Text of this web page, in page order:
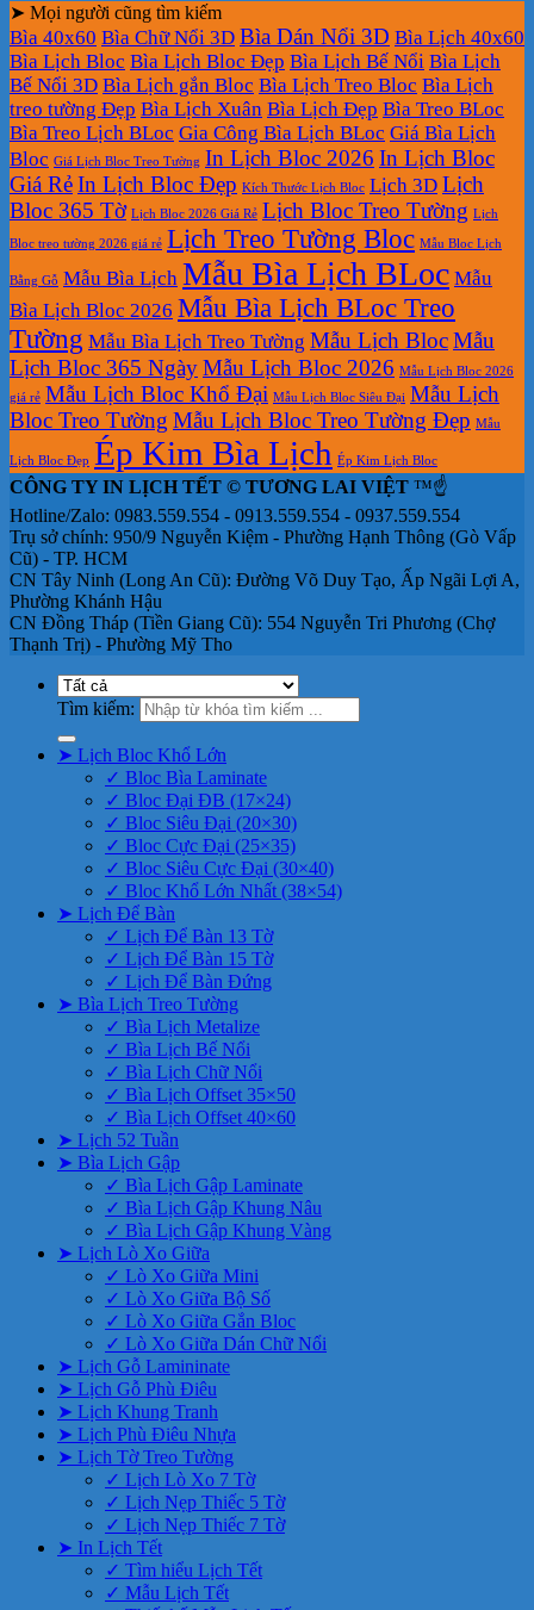
➤ Mọi người cũng tìm kiếm
Bìa 40x60 Bìa Chữ Nổi 3D Bìa Dán Nổi 3D Bìa Lịch 40x60
Bìa Lịch Bloc Bìa Lịch Bloc Đẹp Bìa Lịch Bế Nổi Bìa Lịch
Bế Nổi 3D Bìa Lịch gắn Bloc Bìa Lịch Treo Bloc Bìa Lịch
treo tường Đẹp Bìa Lịch Xuân Bìa Lịch Đẹp Bìa Treo BLoc
Bìa Treo Lịch BLoc Gia Công Bìa Lịch BLoc Giá Bìa Lịch
Bloc Giá Lịch Bloc Treo Tường In Lịch Bloc 2026 In Lịch Bloc
Giá RẻIn Lịch Bloc Đẹp Kích Thước Lịch Bloc Lịch 3D Lịch
Bloc 365 Tờ Lịch Bloc 2026 Giá Rẻ Lịch Bloc Treo Tường Lịch
Bloc treo tường 2026 giá rẻ Lịch Treo Tường Bloc Mẫu Bloc Lịch
Bằng Gỗ Mẫu Bìa Lịch Mẫu Bìa Lịch BLoc Mẫu
Bìa Lịch Bloc 2026 Mẫu Bìa Lịch BLoc Treo
Tường Mẫu Bìa Lịch Treo Tường Mẫu Lịch BlocMẫu
Lịch Bloc 365 NgàyMẫu Lịch Bloc 2026 Mẫu Lịch Bloc 2026
giá rẻ Mẫu Lịch Bloc Khổ Đại Mẫu Lịch Bloc Siêu Đại Mẫu Lịch
Bloc Treo Tường Mẫu Lịch Bloc Treo Tường Đẹp Mẫu
Lịch Bloc Đẹp Ép Kim Bìa Lịch Ép Kim Lịch Bloc
CÔNG TY IN LỊCH TẾT © TƯƠNG LAI VIỆT ™☝️
Hotline/Zalo: 0983.559.554 - 0913.559.554 - 0937.559.554
Trụ sở chính: 950/9 Nguyễn Kiệm - Phường Hạnh Thông (Gò Vấp
Cũ) - TP. HCM
CN Tây Ninh (Long An Cũ): Đường Võ Duy Tạo, Ấp Ngãi Lợi A,
Phường Khánh Hậu
CN Đồng Tháp (Tiền Giang Cũ): 554 Nguyễn Tri Phương (Chợ
Thạnh Trị) - Phường Mỹ Tho
Tìm kiếm:
➤ Lịch Bloc Khổ Lớn
✓ Bloc Bìa Laminate
✓ Bloc Đại ĐB (17×24)
✓ Bloc Siêu Đại (20×30)
✓ Bloc Cực Đại (25×35)
✓ Bloc Siêu Cực Đại (30×40)
✓ Bloc Khổ Lớn Nhất (38×54)
➤ Lịch Để Bàn
✓ Lịch Để Bàn 13 Tờ
✓ Lịch Để Bàn 15 Tờ
✓ Lịch Để Bàn Đứng
➤ Bìa Lịch Treo Tường
✓ Bìa Lịch Metalize
✓ Bìa Lịch Bế Nổi
✓ Bìa Lịch Chữ Nổi
✓ Bìa Lịch Offset 35×50
✓ Bìa Lịch Offset 40×60
➤ Lịch 52 Tuần
➤ Bìa Lịch Gập
✓ Bìa Lịch Gập Laminate
✓ Bìa Lịch Gập Khung Nâu
✓ Bìa Lịch Gập Khung Vàng
➤ Lịch Lò Xo Giữa
✓ Lò Xo Giữa Mini
✓ Lò Xo Giữa Bộ Số
✓ Lò Xo Giữa Gắn Bloc
✓ Lò Xo Giữa Dán Chữ Nổi
➤ Lịch Gỗ Lamininate
➤ Lịch Gỗ Phù Điêu
➤ Lịch Khung Tranh
➤ Lịch Phù Điêu Nhựa
➤ Lịch Tờ Treo Tường
✓ Lịch Lò Xo 7 Tờ
✓ Lịch Nẹp Thiếc 5 Tờ
✓ Lịch Nẹp Thiếc 7 Tờ
➤ In Lịch Tết
✓ Tìm hiểu Lịch Tết
✓ Mẫu Lịch Tết